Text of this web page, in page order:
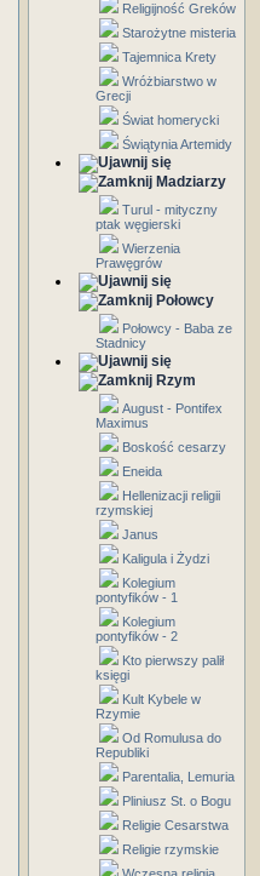
Religijność Greków
Starożytne misteria
Tajemnica Krety
Wróżbiarstwo w
Grecji
Świat homerycki
Świątynia Artemidy
Madziarzy
Turul - mityczny
ptak węgierski
Wierzenia
Prawęgrów
Połowcy
Połowcy - Baba ze
Stadnicy
Rzym
August - Pontifex
Maximus
Boskość cesarzy
Eneida
Hellenizacji religii
rzymskiej
Janus
Kaligula i Żydzi
Kolegium
pontyfików - 1
Kolegium
pontyfików - 2
Kto pierwszy palił
księgi
Kult Kybele w
Rzymie
Od Romulusa do
Republiki
Parentalia, Lemuria
Pliniusz St. o Bogu
Religie Cesarstwa
Religie rzymskie